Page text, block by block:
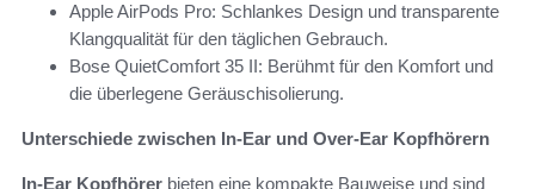
Apple AirPods Pro: Schlankes Design und transparente
Klangqualität für den täglichen Gebrauch.
Bose QuietComfort 35 II: Berühmt für den Komfort und
die überlegene Geräuschisolierung.
Unterschiede zwischen In-Ear und Over-Ear Kopfhörern
In-Ear Kopfhörer bieten eine kompakte Bauweise und sind